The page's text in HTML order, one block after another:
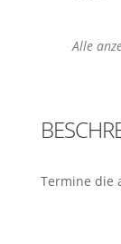
Alle
Termine die